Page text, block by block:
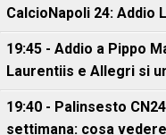
CalcioNapoli 24: Addio
19:45 - Addio a Pippo
Laurentiis e Allegri si
19:40 - Palinsesto
settimana: cosa